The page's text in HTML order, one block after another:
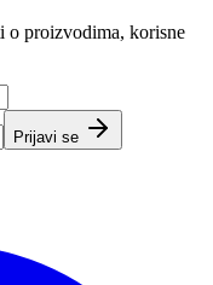
o proizvodima, korisne
Prijavi se